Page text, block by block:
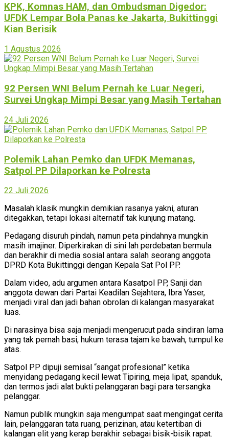
KPK, Komnas HAM, dan Ombudsman Digedor:
UFDK Lempar Bola Panas ke Jakarta, Bukittinggi
Kian Berisik
1 Agustus 2026
92 Persen WNI Belum Pernah ke Luar Negeri,
Survei Ungkap Mimpi Besar yang Masih Tertahan
24 Juli 2026
Polemik Lahan Pemko dan UFDK Memanas,
Satpol PP Dilaporkan ke Polresta
22 Juli 2026
Masalah klasik mungkin demikian rasanya yakni, aturan
ditegakkan, tetapi lokasi alternatif tak kunjung matang.
Pedagang disuruh pindah, namun peta pindahnya mungkin
masih imajiner. Diperkirakan di sini lah perdebatan bermula
dan berakhir di media sosial antara salah seorang anggota
DPRD Kota Bukittinggi dengan Kepala Sat Pol PP.
Dalam video, adu argumen antara Kasatpol PP, Sanji dan
anggota dewan dari Partai Keadilan Sejahtera, Ibra Yaser,
menjadi viral dan jadi bahan obrolan di kalangan masyarakat
luas.
Di narasinya bisa saja menjadi mengerucut pada sindiran lama
yang tak pernah basi, hukum terasa tajam ke bawah, tumpul ke
atas.
Satpol PP dipuji semisal “sangat profesional” ketika
menyidang pedagang kecil lewat Tipiring, meja lipat, spanduk,
dan termos jadi alat bukti pelanggaran bagi para tersangka
pelanggar.
Namun publik mungkin saja mengumpat saat mengingat cerita
lain, pelanggaran tata ruang, perizinan, atau ketertiban di
kalangan elit yang kerap berakhir sebagai bisik-bisik rapat.